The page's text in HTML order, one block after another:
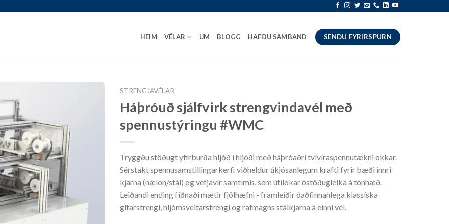
HEIM VÉLAR UM BLOGG HAFÐU SAMBAND SENDU FYRIRSPURN
STRENGJAVÉLAR
Háþróuð sjálfvirk strengvindavél með
spennustýringu #WMC
Tryggðu stöðugt yfirburða hljóð í hljóði með háþróaðri tvívíraspennutækni okkar.
Sérstakt spennusamstillingarkerfi viðheldur ákjósanlegum krafti fyrir bæði innri
kjarna (nælon/stál) og vefjavír samtímis, sem útilokar óstöðugleika á tónhæð.
Leiðandi ending í iðnaði mætir fjölhæfni - framleiðir óaðfinnanlega klassíska
gítarstrengi, hljómsveitarstrengi og rafmagns stálkjarna á einni vél.